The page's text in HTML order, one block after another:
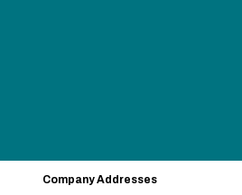
Company Addresses